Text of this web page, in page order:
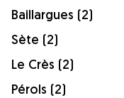
Baillargues (2)
Sète (2)
Le Crès (2)
Pérols (2)